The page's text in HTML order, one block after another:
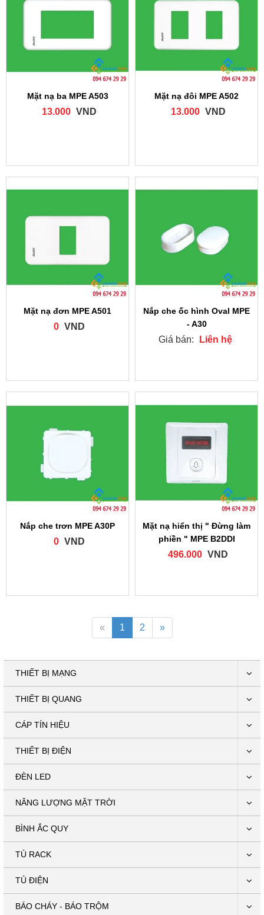
Mặt nạ ba MPE A503
13.000 VND
Mặt nạ đôi MPE A502
13.000 VND
Mặt nạ đơn MPE A501
0 VND
Nắp che ốc hình Oval MPE
- A30
Giá bán: Liên hệ
Nắp che trơn MPE A30P
0 VND
Mặt nạ hiển thị " Đừng làm
phiền " MPE B2DDI
496.000 VND
« 1 2 »
THIẾT BỊ MẠNG
THIẾT BỊ QUANG
CÁP TÍN HIỆU
THIẾT BỊ ĐIỆN
ĐÈN LED
NĂNG LƯỢNG MẶT TRỜI
BÌNH ẮC QUY
TỦ RACK
TỦ ĐIỆN
BÁO CHÁY - BÁO TRỘM